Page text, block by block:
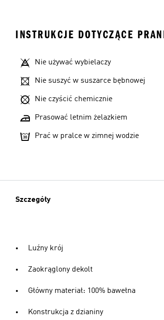
INSTRUKCJE DOTYCZĄCE
Nie używać wybielaczy
Nie suszyć w suszarce bębnowej
Nie czyścić chemicznie
Prasować letnim żelazkiem
Prać w pralce w zimnej wodzie
Szczegóły
Luźny krój
Zaokrąglony dekolt
Główny materiał: 100% bawełna
Konstrukcja z dzianiny